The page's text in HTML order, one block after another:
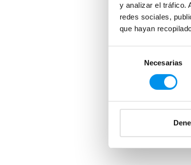
y analizar el tráfico.
redes sociales,
que hayan
consentimiento
Necesarias